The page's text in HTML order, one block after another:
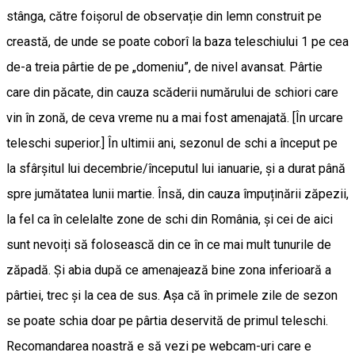
stânga, către foișorul de observație din lemn construit pe
creastă, de unde se poate coborî la baza teleschiului 1 pe cea
de-a treia pârtie de pe „domeniu”, de nivel avansat. Pârtie
care din păcate, din cauza scăderii numărului de schiori care
vin în zonă, de ceva vreme nu a mai fost amenajată. [În urcare
teleschi superior.] În ultimii ani, sezonul de schi a început pe
la sfârșitul lui decembrie/începutul lui ianuarie, și a durat până
spre jumătatea lunii martie. Însă, din cauza împuținării zăpezii,
la fel ca în celelalte zone de schi din România, și cei de aici
sunt nevoiți să folosească din ce în ce mai mult tunurile de
zăpadă. Și abia după ce amenajează bine zona inferioară a
pârtiei, trec și la cea de sus. Așa că în primele zile de sezon
se poate schia doar pe pârtia deservită de primul teleschi.
Recomandarea noastră e să vezi pe webcam-uri care e